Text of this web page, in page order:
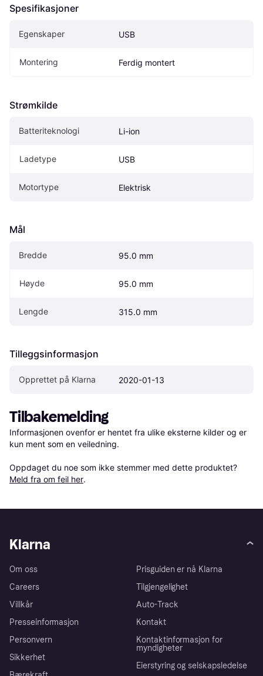
Spesifikasjoner
Egenskaper USB
Montering Ferdig montert
Strømkilde
Batteriteknologi Li-ion
Ladetype USB
Motortype Elektrisk
Mål
Bredde 95.0 mm
Høyde 95.0 mm
Lengde 315.0 mm
Tilleggsinformasjon
Opprettet på Klarna 2020-01-13
Tilbakemelding
Informasjonen ovenfor er hentet fra ulike eksterne kilder og er
kun ment som en veiledning.
Oppdaget du noe som ikke stemmer med dette produktet?
Meld fra om feil her.
Klarna
Om oss
Careers
Villkår
Presseinformasjon
Personvern
Sikkerhet
Prisguiden er nå Klarna
Tilgjengelighet
Auto-Track
Kontakt
Kontaktinformasjon for
myndigheter
Eierstyring og selskapsledelse